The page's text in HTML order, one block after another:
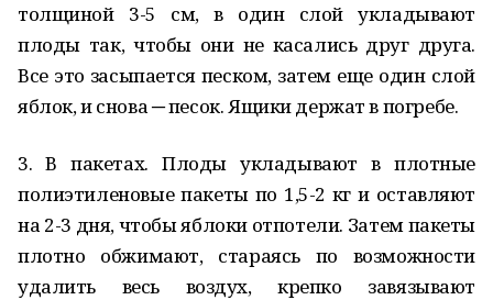
толщиной 3-5 см, в один слой укладывают
плоды так, чтобы они не касались друг друга.
Все это засыпается песком, затем еще один слой
яблок, и снова ─ песок. Ящики держат в погребе.
3. В пакетах. Плоды укладывают в плотные
полиэтиленовые пакеты по 1,5-2 кг и оставляют
на 2-3 дня, чтобы яблоки отпотели. Затем пакеты
плотно обжимают, стараясь по возможности
удалить весь воздух, крепко завязывают